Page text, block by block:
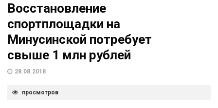
Восстановление
спортплощадки на
Минусинской потребует
свыше 1 млн рублей
28.08.2018
просмотров